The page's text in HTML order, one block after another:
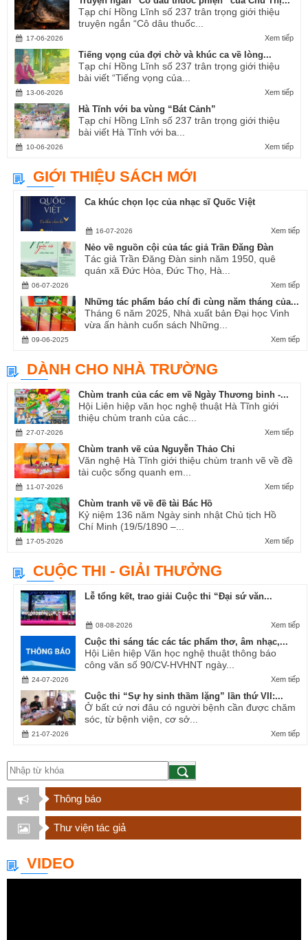
Tạp chí Hồng Lĩnh số 237 trân trọng giới thiệu
truyện ngắn “Cô dâu thuốc...
Xem tiếp
17-06-2026
Tiếng vọng của đợi chờ và khúc ca về lòng...
Tạp chí Hồng Lĩnh số 237 trân trọng giới thiệu
bài viết “Tiếng vọng của...
Xem tiếp
13-06-2026
Hà Tĩnh với ba vùng “Bát Cảnh”
Tạp chí Hồng Lĩnh số 237 trân trọng giới thiệu
bài viết Hà Tĩnh với ba...
Xem tiếp
10-06-2026
GIỚI THIỆU SÁCH MỚI
Ca khúc chọn lọc của nhạc sĩ Quốc Việt
Xem tiếp
16-07-2026
Nẻo về nguồn cội của tác giả Trần Đăng Đàn
Tác giả Trần Đăng Đàn sinh năm 1950, quê
quán xã Đức Hòa, Đức Thọ, Hà...
Xem tiếp
06-07-2026
Những tác phẩm báo chí đi cùng năm tháng của...
Tháng 6 năm 2025, Nhà xuất bản Đại học Vinh
vừa ấn hành cuốn sách Những...
Xem tiếp
09-06-2025
DÀNH CHO NHÀ TRƯỜNG
Chùm tranh của các em về Ngày Thương binh -...
Hội Liên hiệp văn học nghệ thuật Hà Tĩnh giới
thiệu chùm tranh của các...
Xem tiếp
27-07-2026
Chùm tranh vẽ của Nguyễn Thảo Chi
Văn nghệ Hà Tĩnh giới thiệu chùm tranh vẽ về đề
tài cuộc sống quanh em...
Xem tiếp
11-07-2026
Chùm tranh vẽ về đề tài Bác Hồ
Kỷ niệm 136 năm Ngày sinh nhật Chủ tịch Hồ
Chí Minh (19/5/1890 –...
Xem tiếp
17-05-2026
CUỘC THI - GIẢI THƯỞNG
Lễ tổng kết, trao giải Cuộc thi “Đại sứ văn...
Xem tiếp
08-08-2026
Cuộc thi sáng tác các tác phẩm thơ, âm nhạc,...
Hội Liên hiệp Văn học nghệ thuật thông báo
công văn số 90/CV-HVHNT ngày...
Xem tiếp
24-07-2026
Cuộc thi “Sự hy sinh thầm lặng” lần thứ VII:...
Ở bất cứ nơi đâu có người bệnh cần được chăm
sóc, từ bệnh viện, cơ sở...
Xem tiếp
21-07-2026
Thông báo
Thư viện tác giả
VIDEO